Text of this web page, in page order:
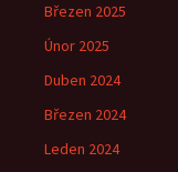
Březen 2025
Únor 2025
Duben 2024
Březen 2024
Leden 2024